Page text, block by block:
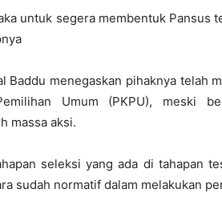
untuk segera membentuk Pansus
Baddu menegaskan pihaknya telah
Umum (PKPU), meski
massa aksi.
seleksi yang ada di tahapan
sudah normatif dalam melakukan